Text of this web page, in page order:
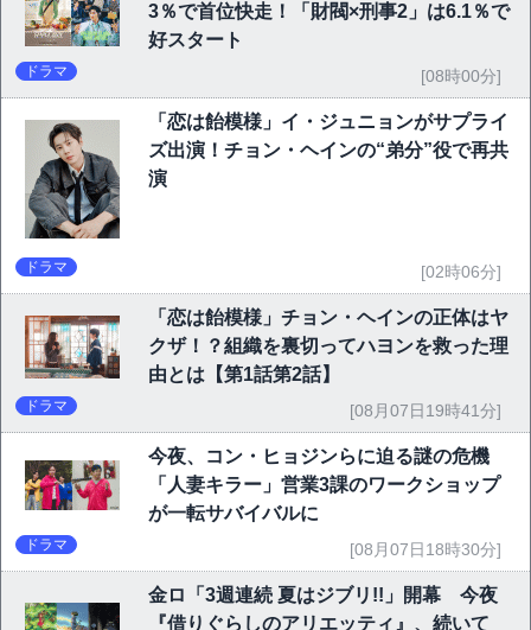
3％で首位快走！「財閥×刑事2」は6.1％で
好スタート
ドラマ [08時00分]
「恋は飴模様」イ・ジュニョンがサプライ
ズ出演！チョン・ヘインの“弟分”役で再共
演
ドラマ [02時06分]
「恋は飴模様」チョン・ヘインの正体はヤ
クザ！？組織を裏切ってハヨンを救った理
由とは【第1話第2話】
ドラマ [08月07日19時41分]
今夜、コン・ヒョジンらに迫る謎の危機
「人妻キラー」営業3課のワークショップ
が一転サバイバルに
ドラマ [08月07日18時30分]
金ロ「3週連続 夏はジブリ!!」開幕 今夜
『借りぐらしのアリエッティ』、続いて